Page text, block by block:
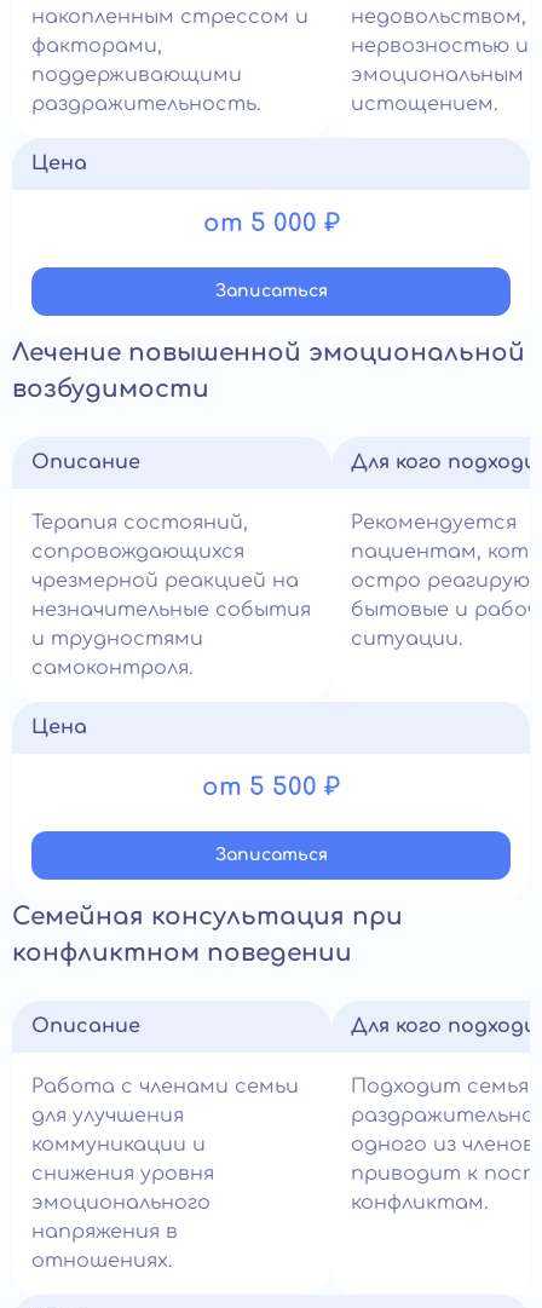
накопленным стрессом и
факторами,
поддерживающими
раздражительность.
недовольством,
нервозностью и
эмоциональным
истощением.
Цена
от 5 000 ₽
Записатьcя
Лечение повышенной эмоциональной
возбудимости
Описание
Терапия состояний,
сопровождающихся
чрезмерной реакцией на
незначительные события
и трудностями
самоконтроля.
Для кого
Рекомендуется
пациентам,
остро
бытовые и
ситуации.
Цена
от 5 500 ₽
Записатьcя
Семейная консультация при
конфликтном поведении
Описание
Работа с членами семьи
для улучшения
коммуникации и
снижения уровня
эмоционального
напряжения в
отношениях.
Для кого
Подходит
одного из членов
приводит к
конфликтам.